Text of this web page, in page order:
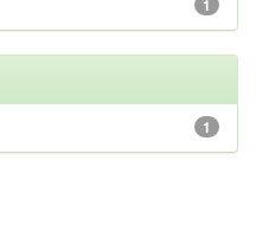
1
1